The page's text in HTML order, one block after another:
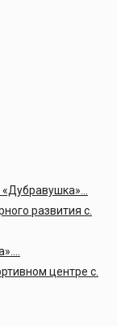
развития с.
центре с.